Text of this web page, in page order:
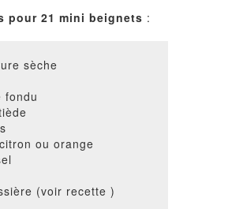
pour 21 mini beignets :
sèche
fondu
ou orange
(voir recette )